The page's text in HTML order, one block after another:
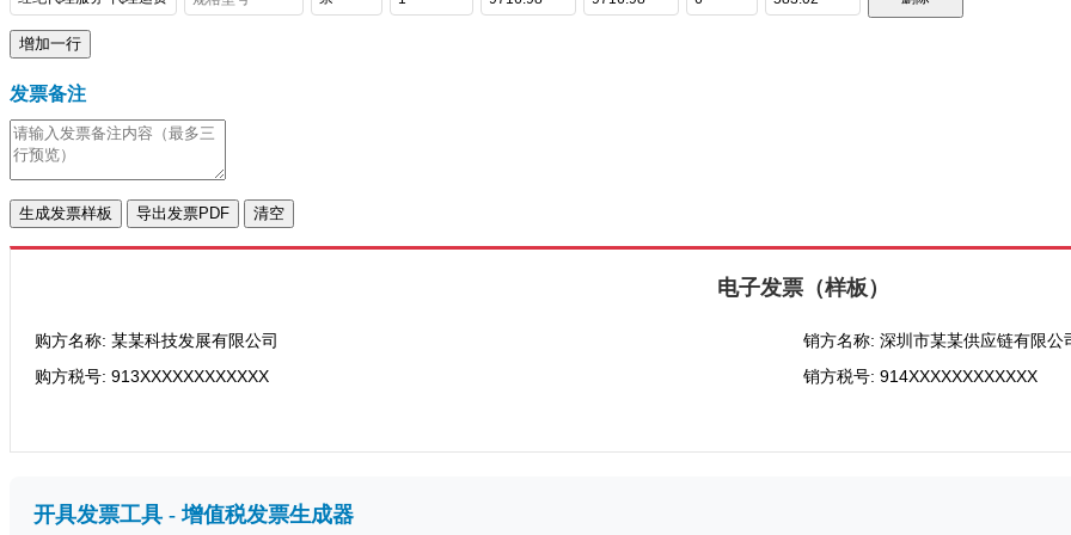
增加一行
发票备注
生成发票样板 导出发票PDF 清空
电子发票（样板）
购方名称: 某某科技发展有限公司
购方税号: 913XXXXXXXXXXXX
销方名称: 深圳市某某供应链有限公
销方税号: 914XXXXXXXXXXXX
开具发票工具 - 增值税发票生成器